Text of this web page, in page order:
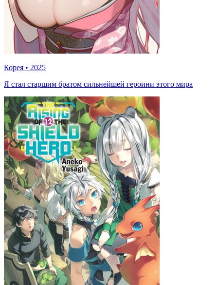
Корея • 2025
Я стал старшим братом сильнейшей героини этого мира